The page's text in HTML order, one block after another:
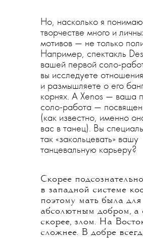
Но, насколько я
творчестве много и
мотивов — не только
Например, спектакль
вашей первой соло-
вы исследуете
и размышляете о его
корнях. А Xenos — ваша
соло-работа —
(как известно, именно
вас в танец). Вы
так «закольцевать» вашу
танцевальную карьеру?
Скорее
в западной системе
поэтому мать была
абсолютным добром, а
скорее, злом. На
сложнее. В добре